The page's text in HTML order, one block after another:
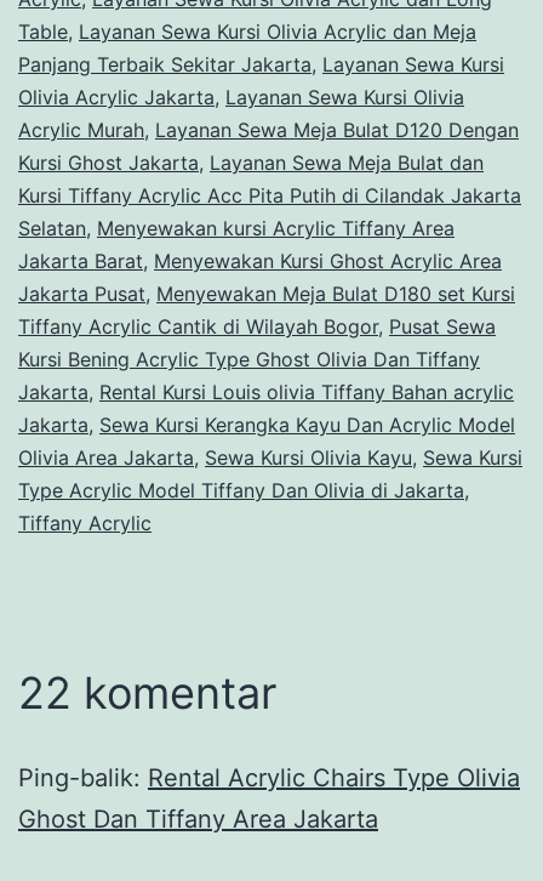
Table, Layanan Sewa Kursi Olivia Acrylic dan Meja
Panjang Terbaik Sekitar Jakarta, Layanan Sewa Kursi
Olivia Acrylic Jakarta, Layanan Sewa Kursi Olivia
Acrylic Murah, Layanan Sewa Meja Bulat D120 Dengan
Kursi Ghost Jakarta, Layanan Sewa Meja Bulat dan
Kursi Tiffany Acrylic Acc Pita Putih di Cilandak Jakarta
Selatan, Menyewakan kursi Acrylic Tiffany Area
Jakarta Barat, Menyewakan Kursi Ghost Acrylic Area
Jakarta Pusat, Menyewakan Meja Bulat D180 set Kursi
Tiffany Acrylic Cantik di Wilayah Bogor, Pusat Sewa
Kursi Bening Acrylic Type Ghost Olivia Dan Tiffany
Jakarta, Rental Kursi Louis olivia Tiffany Bahan acrylic
Jakarta, Sewa Kursi Kerangka Kayu Dan Acrylic Model
Olivia Area Jakarta, Sewa Kursi Olivia Kayu, Sewa Kursi
Type Acrylic Model Tiffany Dan Olivia di Jakarta,
Tiffany Acrylic
22 komentar
Ping-balik: Rental Acrylic Chairs Type Olivia
Ghost Dan Tiffany Area Jakarta